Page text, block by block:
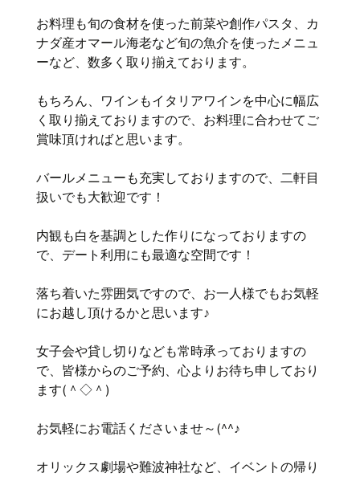
お料理も旬の食材を使った前菜や創作パスタ、カ
ナダ産オマール海老など旬の魚介を使ったメニュ
ーなど、数多く取り揃えております。
もちろん、ワインもイタリアワインを中心に幅広
く取り揃えておりますので、お料理に合わせてご
賞味頂ければと思います。
バールメニューも充実しておりますので、二軒目
扱いでも大歓迎です！
内観も白を基調とした作りになっておりますの
で、デート利用にも最適な空間です！
落ち着いた雰囲気ですので、お一人様でもお気軽
にお越し頂けるかと思います♪
女子会や貸し切りなども常時承っておりますの
で、皆様からのご予約、心よりお待ち申しており
ます(＾◇＾)
お気軽にお電話くださいませ～(^^♪
オリックス劇場や難波神社など、イベントの帰り